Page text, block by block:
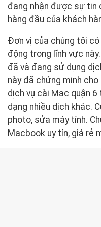
đang nhận được sự tin
hàng đầu của khách
Đơn vị của chúng tôi
động trong lĩnh vực
đã và đang sử dụng
này đã chứng minh
dịch vụ cài Mac quận
dạng nhiều dịch khác.
photo, sửa máy tính.
Macbook uy tín, giá rẻ